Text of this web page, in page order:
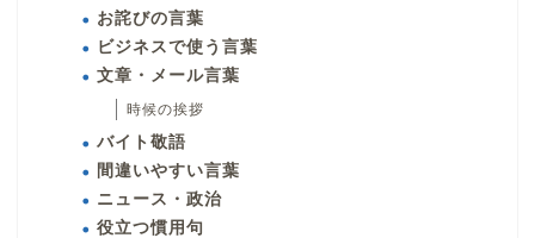
お詫びの言葉
ビジネスで使う言葉
文章・メール言葉
時候の挨拶
バイト敬語
間違いやすい言葉
ニュース・政治
役立つ慣用句